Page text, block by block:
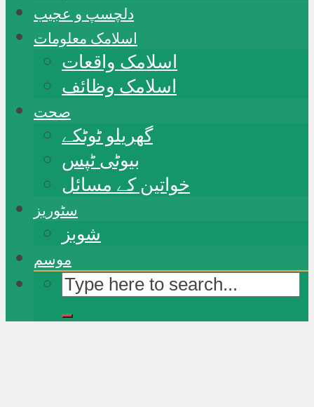
دلچسپ و عجیب
اسلامک معلومات
اسلامک واقعات
اسلامک وظائف
صحت
گھریلو ٹوٹکے
بیوٹی ٹپس
خواتین کے مسائل
سٹوریز
شوبز
موسم